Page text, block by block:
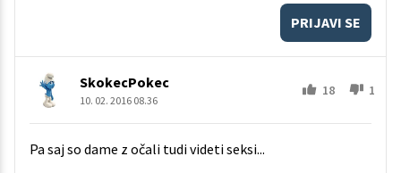
PRIJAVI SE
SkokecPokec
10. 02. 2016 08.36
18 1
Pa saj so dame z očali tudi videti seksi...